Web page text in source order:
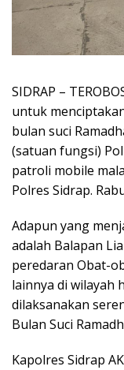
SIDRAP –
untuk
bulan suci
(satuan fungsi)
patroli mobile
Polres Sidrap.
Adapun yang
adalah Balapan
peredaran Obat-
lainnya di wilayah
dilaksanakan
Bulan Suci
Kapolres Sidrap